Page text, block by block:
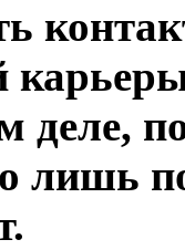
деле,
лишь